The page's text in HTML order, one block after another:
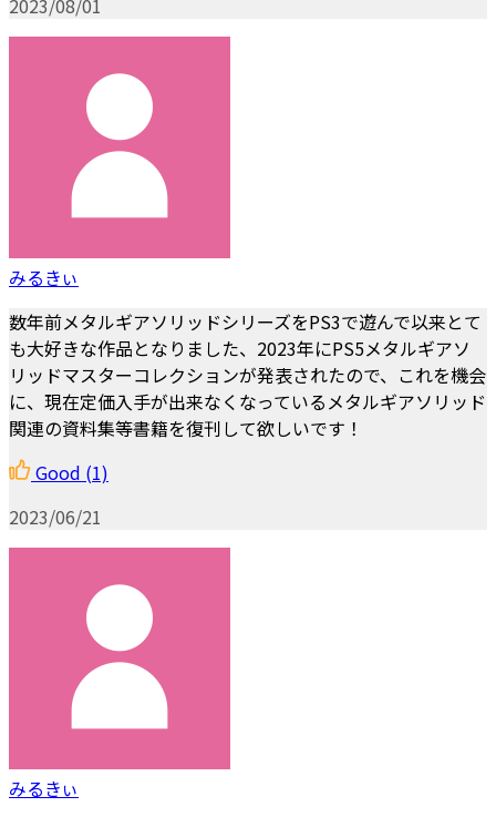
みるきぃ
数年前メタルギアソリッドシリーズをPS3で遊んで以来とて
も大好きな作品となりました、2023年にPS5メタルギアソ
リッドマスターコレクションが発表されたので、これを機会
に、現在定価入手が出来なくなっているメタルギアソリッド
関連の資料集等書籍を復刊して欲しいです！
Good (1)
2023/06/21
みるきぃ